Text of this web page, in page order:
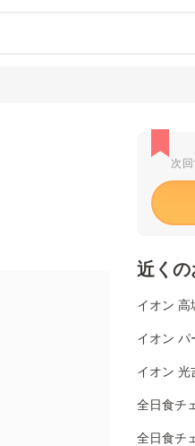
次
近く
イオン 高
イオン パ
イオン 光
全日食チ
全日食チ